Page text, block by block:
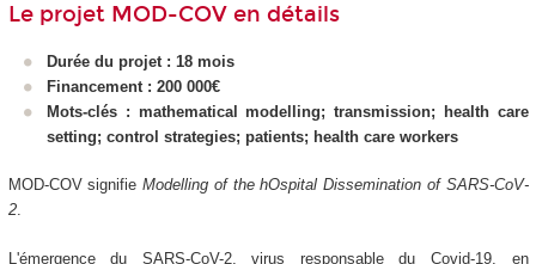
Le projet MOD-COV en détails
Durée du projet : 18 mois
Financement : 200 000€
Mots-clés : mathematical modelling; transmission; health care
setting; control strategies; patients; health care workers
MOD-COV signifie Modelling of the hOspital Dissemination of SARS-CoV-
2.
L'émergence du SARS-CoV-2, virus responsable du Covid-19, en